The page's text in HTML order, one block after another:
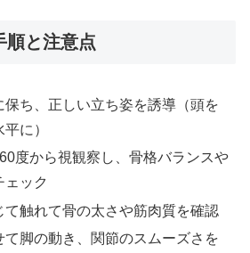
順と注意点
保ち、正しい立ち姿を誘導（頭を
に）
度から視観察し、骨格バランスや
ェック
て触れて骨の太さや筋肉質を確認
て脚の動き、関節のスムーズさを